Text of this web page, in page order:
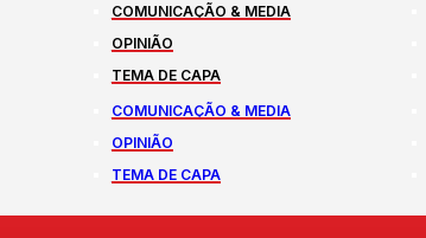
COMUNICAÇÃO & MEDIA
OPINIÃO
TEMA DE CAPA
COMUNICAÇÃO & MEDIA
OPINIÃO
TEMA DE CAPA